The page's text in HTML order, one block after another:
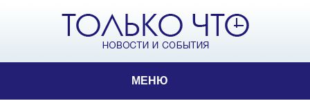
МЕНЮ